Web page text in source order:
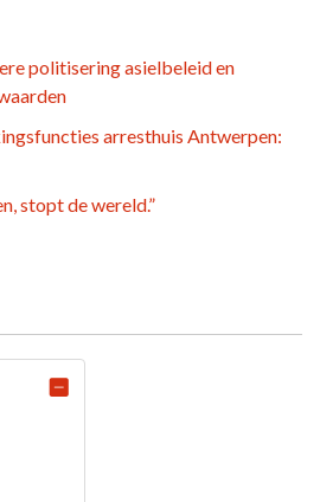
politisering asielbeleid en
arresthuis Antwerpen:
stopt de wereld.”